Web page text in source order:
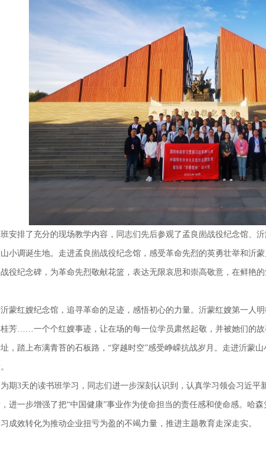
安排了充分的现场教学内容，同志们先后参观了孟良崮战役纪念馆、
小调诞生地。走进孟良崮战役纪念馆，感受革命先烈的英勇壮举和沂
役纪念碑，为革命先烈敬献花篮，表达无限哀思和崇高敬意，在鲜艳
蒙红嫂纪念馆，追寻革命的足迹，感悟初心的力量。沂蒙红嫂第一人
芳……一个个红嫂事迹，让在场的每一位学员肃然起敬，并被她们的
，踏上布满青苔的石板路，“穿越时空”感受峥嵘抗战岁月。走进沂蒙
期3天的读书班学习，同志们进一步深刻认识到，认真学习领会习近
进一步增强了把“中国健康”事业作为使命担当的责任感和使命感。哈
成效转化为推动企业扭亏为盈的不竭力量，推进主题教育走深走实。